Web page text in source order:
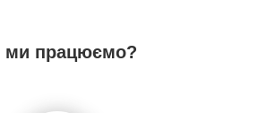
ми працюємо?